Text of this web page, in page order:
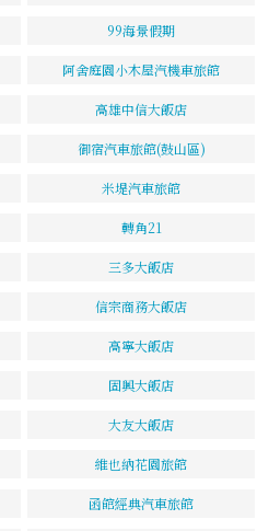
99海景假期
阿舍庭園小木屋汽機車旅館
高雄中信大飯店
御宿汽車旅館(鼓山區)
米堤汽車旅館
轉角21
三多大飯店
信宗商務大飯店
高寧大飯店
固興大飯店
大友大飯店
維也納花園旅館
函館經典汽車旅館